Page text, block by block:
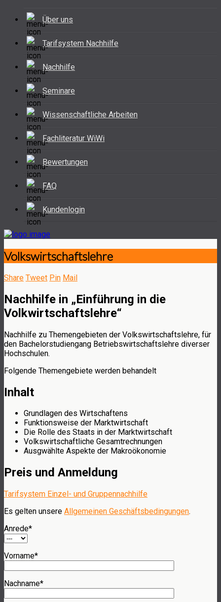
Über uns
Tarifsystem Nachhilfe
Nachhilfe
Seminare
Wissenschaftliche Arbeiten
Fachliteratur WiWi
Bewertungen
FAQ
Kundenlogin
Volkswirtschaftslehre
Share Tweet Pin Mail
Nachhilfe in „Einführung in die
Volkwirtschaftslehre“
Nachhilfe zu Themengebieten der Volkswirtschaftslehre, für
den Bachelorstudiengang Betriebswirtschaftslehre diverser
Hochschulen.
Folgende Themengebiete werden behandelt
Inhalt
Grundlagen des Wirtschaftens
Funktionsweise der Marktwirtschaft
Die Rolle des Staats in der Marktwirtschaft
Volkswirtschaftliche Gesamtrechnungen
Ausgwählte Aspekte der Makroökonomie
Preis und Anmeldung
Tarifsystem Einzel- und Gruppennachhilfe
Es gelten unsere Allgemeinen Geschäftsbedingungen.
Anrede*
Vorname*
Nachname*